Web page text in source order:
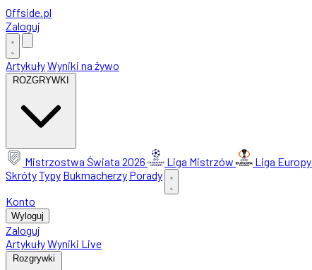
Offside.pl
Zaloguj
ArtykułyWyniki na żywo
ROZGRYWKI
Mistrzostwa Świata 2026 Liga Mistrzów Liga Europy
SkrótyTypy Bukmacherzy Porady
Konto
Wyloguj
Zaloguj
ArtykułyWyniki Live
Rozgrywki